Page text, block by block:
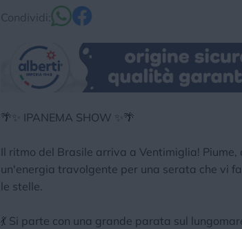
Condividi:
🌴✨ IPANEMA SHOW ✨🌴
Il ritmo del Brasile arriva a Ventimiglia! Piume,
un'energia travolgente per una serata che vi
le stelle.
💃 Si parte con una grande parata sul